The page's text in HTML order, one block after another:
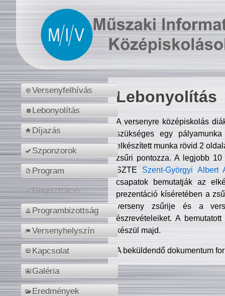
Versenyfelhívás
Lebonyolítás
Díjazás
Szponzorok
Program
Regisztráció
Programbizottság
Versenyhelyszín
Kapcsolat
Galéria
Eredmények
Lebonyolítás
A versenyre középiskolás
szükséges egy
elkészített munka rövid 2
zsűri pontozza. A legjobb
SZTE Szent-Györgyi Albert
csapatok bemutatják az
prezentáció kíséretében a
verseny zsűrije és a
észrevételeiket. A
készül majd.
A beküldendő dokumentum